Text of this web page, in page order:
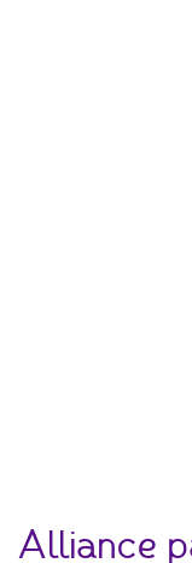
Alliance